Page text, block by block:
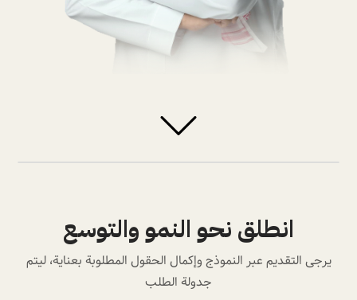
انطلق نحو النمو والتوسع
يرجى التقديم عبر النموذج وإكمال الحقول المطلوبة بعناية، ليتم
جدولة الطلب